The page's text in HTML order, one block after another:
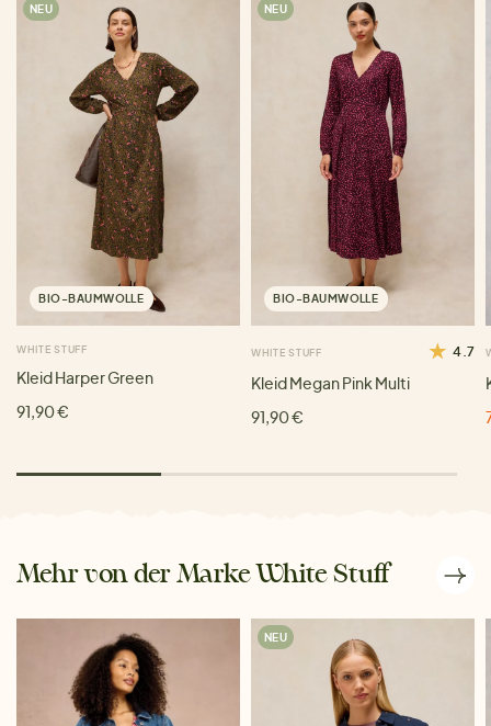
NEU
BIO-BAUMWOLLE
WHITE STUFF
Kleid Harper Green
91,90 €
NEU
BIO-BAUMWOLLE
WHITE STUFF 4.7
Kleid Megan Pink Multi
91,90 €
Mehr von der Marke White Stuff
NEU